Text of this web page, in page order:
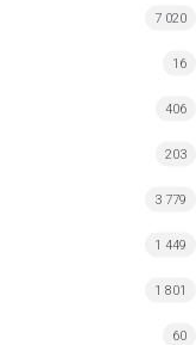
7 020
16
406
203
3 779
1 449
1 801
60